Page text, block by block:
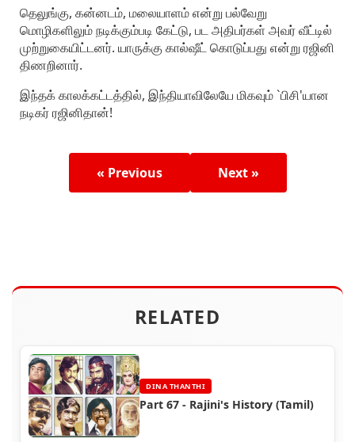
தெலுங்கு, கன்னடம், மலையாளம் என்று பல்வேறு
மொழிகளிலும் நடிக்கும்படி கேட்டு, பட அதிபர்கள் அவர் வீட்டில்
முற்றுகையிட்டனர். யாருக்கு கால்ஷீட் கொடுப்பது என்று ரஜினி
திணறினார்.
இந்தக் காலக்கட்டத்தில், இந்தியாவிலேயே மிகவும் `பிசி'யான
நடிகர் ரஜினிதான்!
« Previous Next »
RELATED
DINA THANTHI
Part 67 - Rajini's History (Tamil)